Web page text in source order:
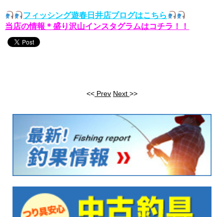
フィッシング遊春日井店ブログはこちら
当店の情報＊盛り沢山インスタグラムはコチラ！！
<< Prev Next >>